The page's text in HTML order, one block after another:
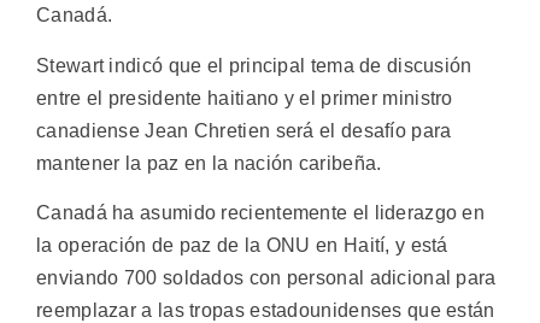
Canadá.
Stewart indicó que el principal tema de discusión
entre el presidente haitiano y el primer ministro
canadiense Jean Chretien será el desafío para
mantener la paz en la nación caribeña.
Canadá ha asumido recientemente el liderazgo en
la operación de paz de la ONU en Haití, y está
enviando 700 soldados con personal adicional para
reemplazar a las tropas estadounidenses que están